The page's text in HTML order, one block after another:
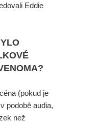
Eddie
(pokud je
podobě audia,
než